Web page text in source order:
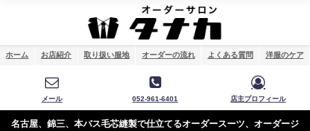
ホーム お店紹介 取り扱い服地 オーダーの流れ よくある質問 洋服のケア
メール 052-961-6401 店主プロフィール
名古屋、錦三、本バス毛芯縫製で仕立てるオーダースーツ、オーダージ